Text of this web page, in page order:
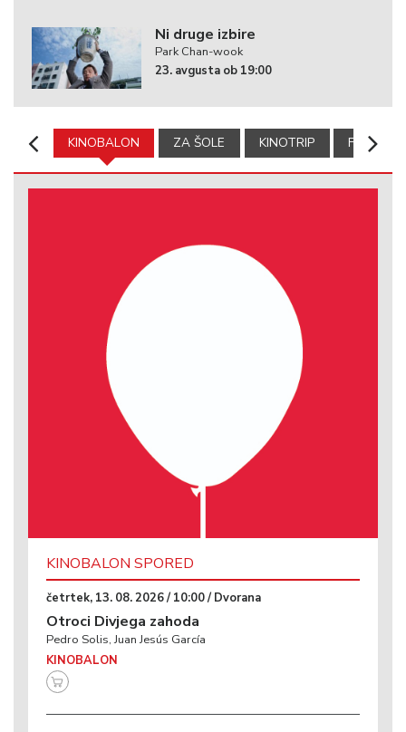
Ni druge izbire
Park Chan-wook
23. avgusta ob 19:00
KINOBALON ZA ŠOLE KINOTRIP FILMSKA
KINOBALON SPORED
četrtek, 13. 08. 2026 / 10:00 / Dvorana
Otroci Divjega zahoda
Pedro Solis, Juan Jesús García
KINOBALON